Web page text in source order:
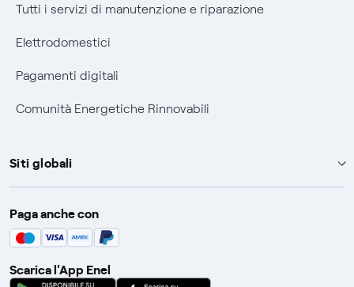
Tutti i servizi di manutenzione e riparazione
Elettrodomestici
Pagamenti digitali
Comunità Energetiche Rinnovabili
Siti globali
Enel Group
Enel Green Power
Global Procurement
Paga anche con
Scarica l'App Enel